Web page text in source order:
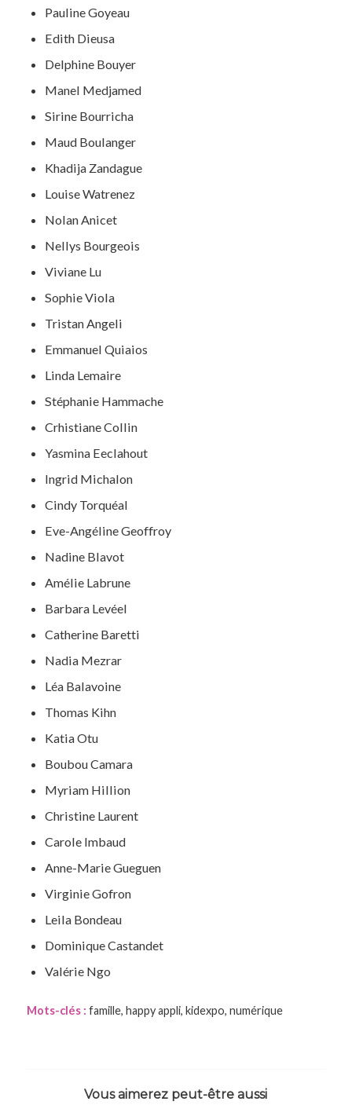
Pauline Goyeau
Edith Dieusa
Delphine Bouyer
Manel Medjamed
Sirine Bourricha
Maud Boulanger
Khadija Zandague
Louise Watrenez
Nolan Anicet
Nellys Bourgeois
Viviane Lu
Sophie Viola
Tristan Angeli
Emmanuel Quiaios
Linda Lemaire
Stéphanie Hammache
Crhistiane Collin
Yasmina Eeclahout
Ingrid Michalon
Cindy Torquéal
Eve-Angéline Geoffroy
Nadine Blavot
Amélie Labrune
Barbara Levéel
Catherine Baretti
Nadia Mezrar
Léa Balavoine
Thomas Kihn
Katia Otu
Boubou Camara
Myriam Hillion
Christine Laurent
Carole Imbaud
Anne-Marie Gueguen
Virginie Gofron
Leila Bondeau
Dominique Castandet
Valérie Ngo
Mots-clés : famille, happy appli, kidexpo, numérique
Vous aimerez peut-être aussi